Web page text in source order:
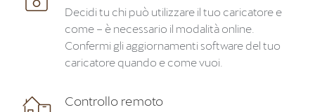
Decidi tu chi può utilizzare il tuo caricatore e
come – è necessario il modalità online.
Confermi gli aggiornamenti software del tuo
caricatore quando e come vuoi.
Controllo remoto